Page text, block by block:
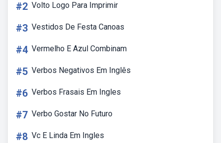
#2 Volto Logo Para Imprimir
#3 Vestidos De Festa Canoas
#4 Vermelho E Azul Combinam
#5 Verbos Negativos Em Inglês
#6 Verbos Frasais Em Ingles
#7 Verbo Gostar No Futuro
#8 Vc E Linda Em Ingles